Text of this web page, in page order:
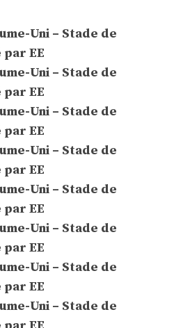
Uni – Stade de
EE
Uni – Stade de
EE
Uni – Stade de
EE
Uni – Stade de
EE
Uni – Stade de
EE
Uni – Stade de
EE
Uni – Stade de
EE
Uni – Stade de